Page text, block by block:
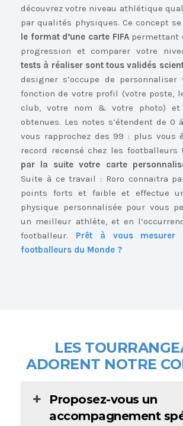
découvrez votre niveau athlétique
par qualités physiques. Ce concept
le format d’une carte FIFApermettant
progression et comparer votre
tests à réaliser sont tous validés
designer s’occupe de
fonction de votre profil (votre poste,
club, votre nom & votre photo) et
obtenues. Les notes s’étendent de 0
vous rapprochez des 99 : plus vous
record recensé chez les
par la suite votre carte
Suite à ce travail : Roro connaitra
points forts et faible et effectue
physique personnalisée pour vous
un meilleur athlète, et en
footballeur. Prêt à vous mesurer
footballeurs du Monde ?
LES
ADORENT NOTRE
Proposez-vous un
accompagnement